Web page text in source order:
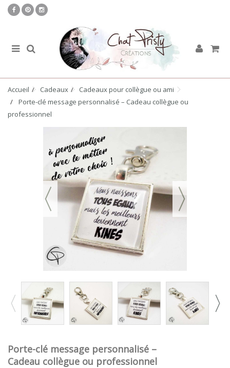
Accueil Cadeaux
Cadeaux pour collègue ou ami
Porte-clé message personnalisé – Cadeau collègue ou
professionnel
Porte-clé message personnalisé –
Cadeau collègue ou professionnel